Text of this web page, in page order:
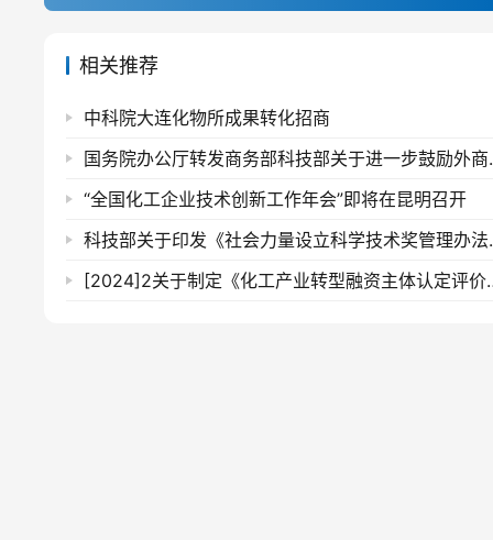
相关推荐
中科院大连化物所成果转化招商
国务院办公厅
“全国化工企业技术创新工作年会”即将在昆明召开
科技部关
[2024]2关于制定《